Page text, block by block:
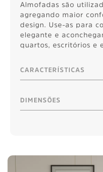
Almofadas são
agregando maior
design. Use-as para
elegante e
quartos, escritórios e
CARACTERÍSTICAS
DIMENSÕES